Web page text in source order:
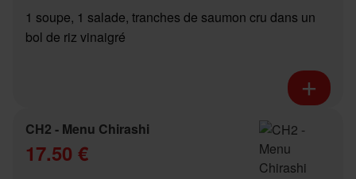
1 soupe, 1 salade, tranches de saumon cru dans un
bol de riz vinaigré
CH2 - Menu Chirashi
17.50 €